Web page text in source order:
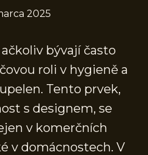
2025
bývají často
roli v hygieně a
Tento prvek,
s designem, se
v komerčních
v domácnostech. V